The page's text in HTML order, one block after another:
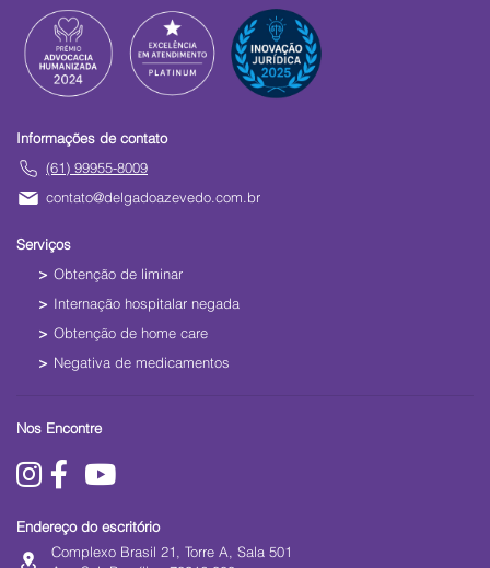
Informações de contato
(61) 99955-8009
contato@delgadoazevedo.com.br
Serviços
Obtenção de liminar
Internação hospitalar negada
Obtenção de home care
Negativa de medicamentos
Nos Encontre
Endereço do escritório
Complexo Brasil 21, Torre A, Sala 501